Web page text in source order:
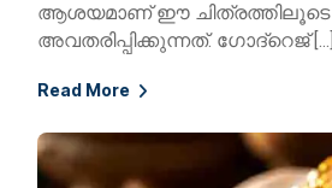
ആശയമാണ് ഈ ചിത്രത്തിലൂടെ
അവതരിപ്പിക്കുന്നത്. ഗോദ്‌റെജ് […]
Read More